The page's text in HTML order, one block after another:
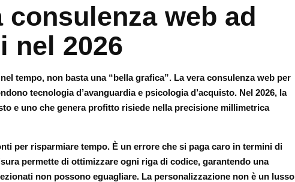
web ad
nel 2026
tempo, non basta una “bella grafica”. La veraconsulenza web per
tecnologia d’avanguardia e psicologia d’acquisto. Nel 2026, la
e uno che genera profitto risiede nella precisione millimetrica
per risparmiare tempo. È un errore che si paga caro in termini di
permette di ottimizzare ogni riga di codice, garantendo una
non possono eguagliare. La personalizzazione non è un lusso